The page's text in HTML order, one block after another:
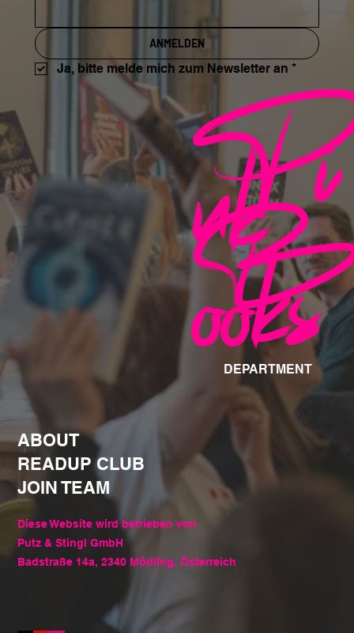
Pi
nk
B
ooks
DEPARTMENT
ANMELDEN
Ja, bitte melde mich zum Newsletter an *
ABOUT
READUP CLUB
JOIN TEAM
Diese Website wird betrieben von
Putz & Stingl GmbH
Badstraße 14a, 2340 Mödling, Österreich